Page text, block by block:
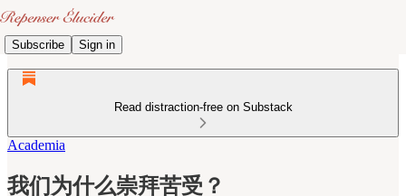
Subscribe Sign in
Read distraction-free on Substack
Academia
我们为什么崇拜苦受？